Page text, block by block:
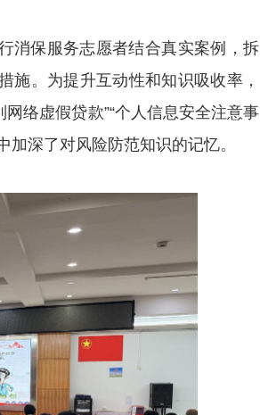
消保服务志愿者结合真实案例，拆
施。为提升互动性和知识吸收率，
络虚假贷款”“个人信息安全注意事
深了对风险防范知识的记忆。